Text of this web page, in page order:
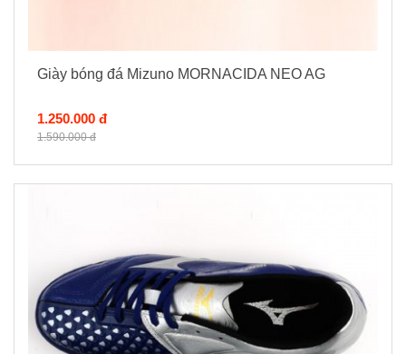
Giày bóng đá Mizuno MORNACIDA NEO AG
1.250.000 đ
1.590.000 đ